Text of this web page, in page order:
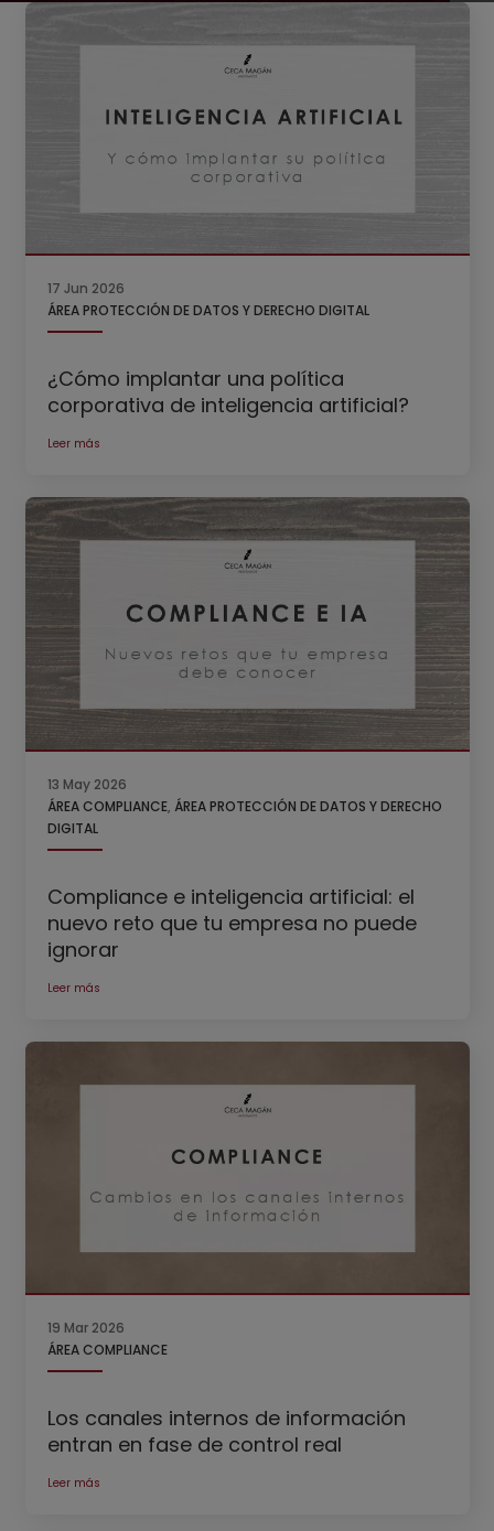
17 Jun 2026
ÁREA PROTECCIÓN DE DATOS Y DERECHO DIGITAL
¿Cómo implantar una política
corporativa de inteligencia artificial?
Leer más
13 May 2026
ÁREA COMPLIANCE, ÁREA PROTECCIÓN DE DATOS Y DERECHO
DIGITAL
Compliance e inteligencia artificial: el
nuevo reto que tu empresa no puede
ignorar
Leer más
19 Mar 2026
ÁREA COMPLIANCE
Los canales internos de información
entran en fase de control real
Leer más